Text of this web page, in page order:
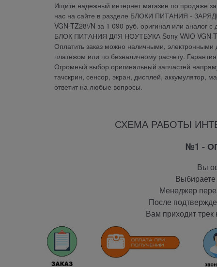
Ищите надежный интернет магазин по продаже
нас на сайте в разделе БЛОКИ ПИТАНИЯ -
VGN-TZ28\/N за 1 090 руб. оригинал или аналог
БЛОК ПИТАНИЯ ДЛЯ НОУТБУКА Sony VAIO VGN-
Оплатить заказ можно наличными, электронными
платежом или по безналичному расчету.
Огромный выбор оригинальный запчастей
тачскрин, сенсор, экран, дисплей, аккумулятор,
ответит на любые вопросы.
СХЕМА РАБОТЫ
№1 -
Вы
Менеджер
После
Вам приходит